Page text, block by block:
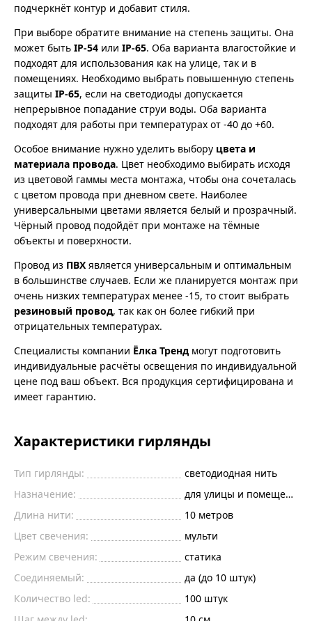
подчеркнёт контур и добавит стиля.
При выборе обратите внимание на степень защиты. Она
может быть IP-54 или IP-65. Оба варианта влагостойкие и
подходят для использования как на улице, так и в
помещениях. Необходимо выбрать повышенную степень
защиты IP-65, если на светодиоды допускается
непрерывное попадание струи воды. Оба варианта
подходят для работы при температурах от -40 до +60.
Особое внимание нужно уделить выбору цвета и
материала провода. Цвет необходимо выбирать исходя
из цветовой гаммы места монтажа, чтобы она сочеталась
с цветом провода при дневном свете. Наиболее
универсальными цветами является белый и прозрачный.
Чёрный провод подойдёт при монтаже на тёмные
объекты и поверхности.
Провод из ПВХ является универсальным и оптимальным
в большинстве случаев. Если же планируется монтаж при
очень низких температурах менее -15, то стоит выбрать
резиновый провод, так как он более гибкий при
отрицательных температурах.
Специалисты компании Ёлка Тренд могут подготовить
индивидуальные расчёты освещения по индивидуальной
цене под ваш объект. Вся продукция сертифицирована и
имеет гарантию.
Характеристики гирлянды
Тип гирлянды:
светодиодная нить
Назначение:
для улицы и помещений
Длина нити:
10 метров
Цвет свечения:
мульти
Режим свечения:
статика
Соединяемый:
да (до 10 штук)
Количество led:
100 штук